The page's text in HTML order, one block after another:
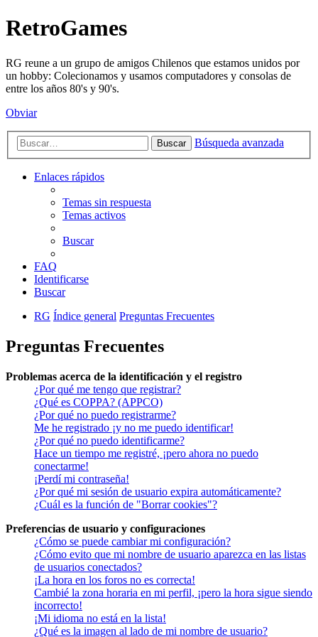
RetroGames
RG reune a un grupo de amigos Chilenos que estamos unidos por
un hobby: Colecionamos y usamos computadores y consolas de
entre los años 80's y 90's.
Obviar
Buscar Búsqueda avanzada
Enlaces rápidos
Temas sin respuesta
Temas activos
Buscar
FAQ
Identificarse
Buscar
RG Índice general Preguntas Frecuentes
Preguntas Frecuentes
Problemas acerca de la identificación y el registro
¿Por qué me tengo que registrar?
¿Qué es COPPA? (APPCO)
¿Por qué no puedo registrarme?
Me he registrado ¡y no me puedo identificar!
¿Por qué no puedo identificarme?
Hace un tiempo me registré, ¡pero ahora no puedo
conectarme!
¡Perdí mi contraseña!
¿Por qué mi sesión de usuario expira automáticamente?
¿Cuál es la función de "Borrar cookies"?
Preferencias de usuario y configuraciones
¿Cómo se puede cambiar mi configuración?
¿Cómo evito que mi nombre de usuario aparezca en las listas
de usuarios conectados?
¡La hora en los foros no es correcta!
Cambié la zona horaria en mi perfil, ¡pero la hora sigue siendo
incorrecto!
¡Mi idioma no está en la lista!
¿Qué es la imagen al lado de mi nombre de usuario?